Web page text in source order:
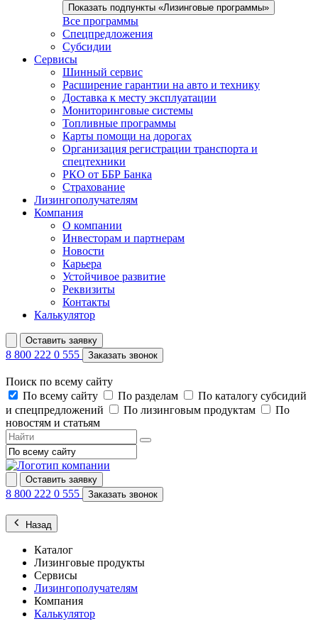
Показать подпункты «Лизинговые программы»
Все программы
Спецпредложения
Субсидии
Сервисы
Шинный сервис
Расширение гарантии на авто и технику
Доставка к месту эксплуатации
Мониторинговые системы
Топливные программы
Карты помощи на дорогах
Организация регистрации транспорта и
спецтехники
РКО от ББР Банка
Страхование
Лизингополучателям
Компания
О компании
Инвесторам и партнерам
Новости
Карьера
Устойчивое развитие
Реквизиты
Контакты
Калькулятор
Оставить заявку
8 800 222 0 555 Заказать звонок
Поиск по всему сайту
По всему сайту
По разделам
По каталогу субсидий
и спецпредложений
По лизинговым продуктам
По
новостям и статьям
Оставить заявку
8 800 222 0 555 Заказать звонок
Назад
Каталог
Лизинговые продукты
Сервисы
Лизингополучателям
Компания
Калькулятор